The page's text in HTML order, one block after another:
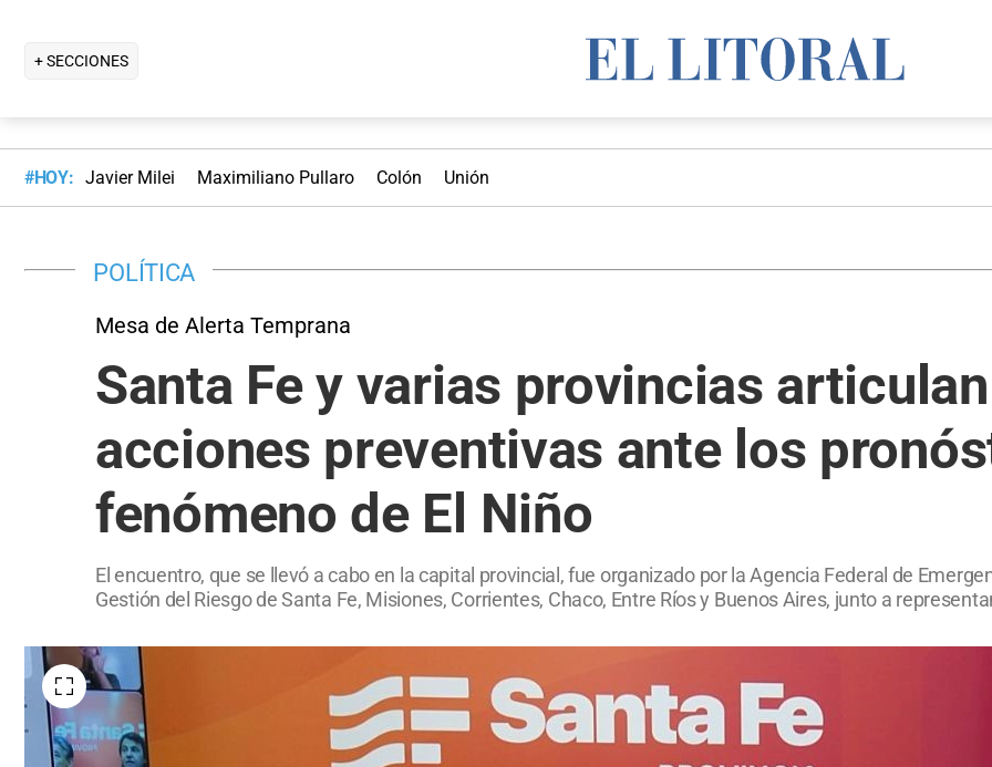
+ SECCIONES
#HOY: Javier Milei Maximiliano Pullaro Colón Unión
POLÍTICA
Mesa de Alerta Temprana
Santa Fe y varias provincias
acciones preventivas ante los
fenómeno de El Niño
El encuentro, que se llevó a cabo en la capital provincial, fue organizado por la Agencia Federal de
Gestión del Riesgo de Santa Fe, Misiones, Corrientes, Chaco, Entre Ríos y Buenos Aires, junto a